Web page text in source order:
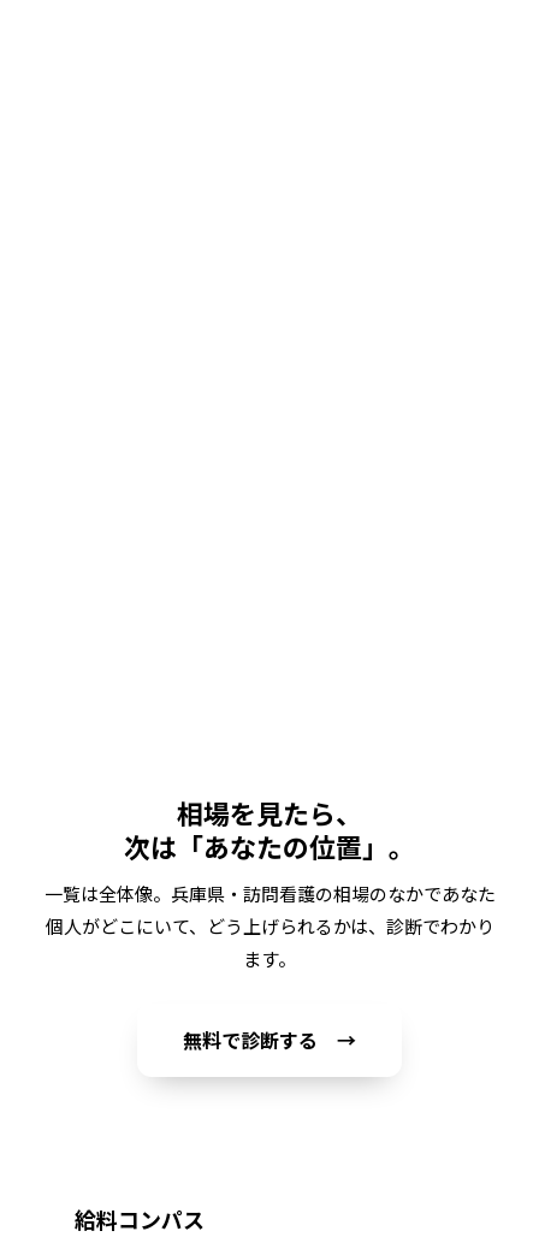
相場を見たら、
次は「あなたの位置」。
一覧は全体像。 兵庫県・訪問看護の相場のなかであなた
個人がどこにいて、どう上げられるかは、診断でわかり
ます。
無料で診断する →
給料コンパス